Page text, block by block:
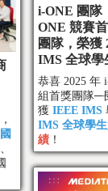
i-ONE 團隊
ONE 競賽
團隊，榮獲
IMS 全球學
恭喜 2025 年
組首獎團隊─
獲 IEEE IMS
IMS 全球學
績 ！